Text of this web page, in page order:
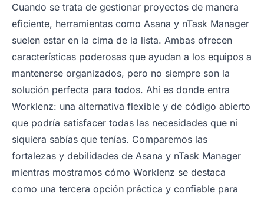
Cuando se trata de gestionar proyectos de manera
eficiente, herramientas como Asana y nTask Manager
suelen estar en la cima de la lista. Ambas ofrecen
características poderosas que ayudan a los equipos a
mantenerse organizados, pero no siempre son la
solución perfecta para todos. Ahí es donde entra
Worklenz: una alternativa flexible y de código abierto
que podría satisfacer todas las necesidades que ni
siquiera sabías que tenías. Comparemos las
fortalezas y debilidades de Asana y nTask Manager
mientras mostramos cómo Worklenz se destaca
como una tercera opción práctica y confiable para